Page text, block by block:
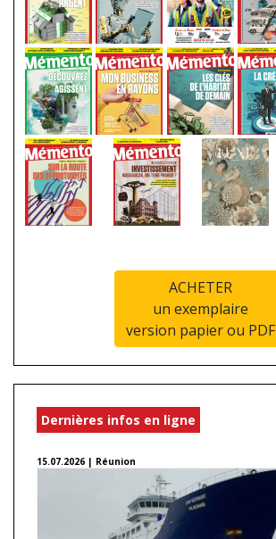
ACHETER
un exemplaire
version papier ou PDF
Dernières infos en ligne
15.07.2026 | Réunion